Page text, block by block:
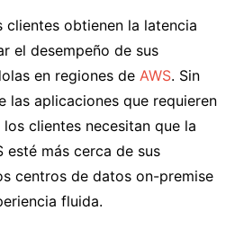
clientes obtienen la latencia
el desempeño de sus
en regiones de AWS. Sin
las aplicaciones que requieren
clientes necesitan que la
esté más cerca de sus
centros de datos on-premise
fluida.